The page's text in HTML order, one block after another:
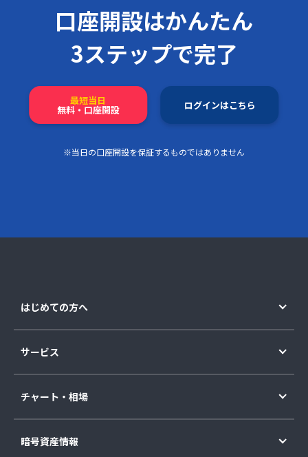
口座開設はかんたん
3ステップで完了
最短当日
無料・口座開設 ログインはこちら
※当日の口座開設を保証するものではありません
はじめての方へ
サービス
チャート・相場
暗号資産情報